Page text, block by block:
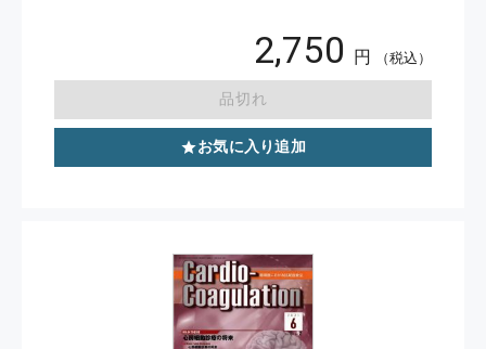
2,750 円 （税込）
品切れ
お気に入り追加